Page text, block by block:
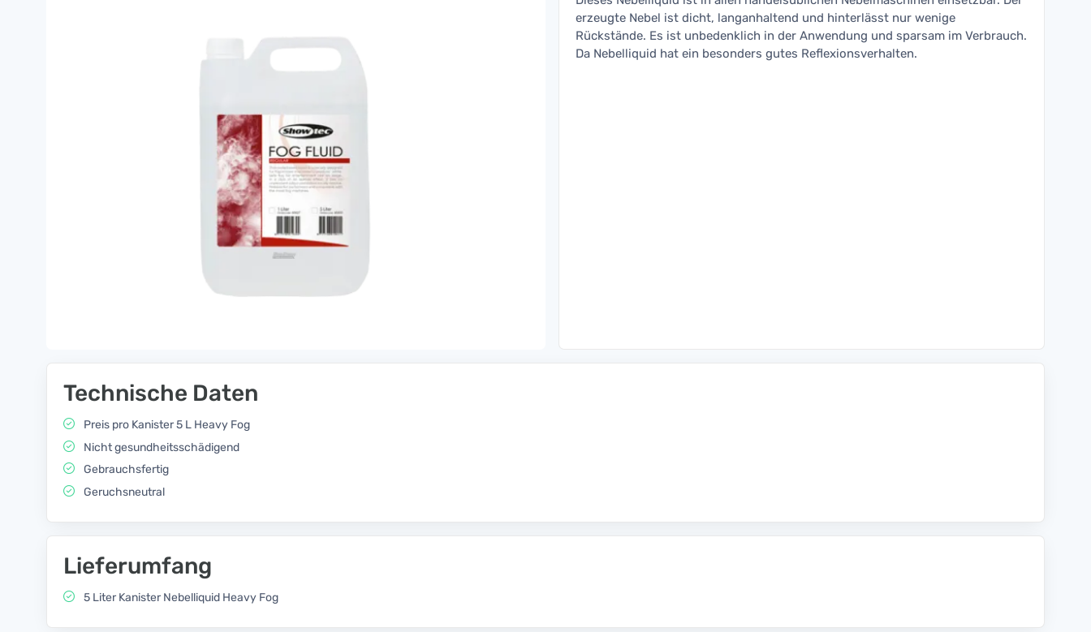
erzeugte Nebel ist dicht, langanhaltend und hinterlässt nur wenige
Rückstände. Es ist unbedenklich in der Anwendung und sparsam im Verbrauch.
Da Nebelliquid hat ein besonders gutes Reflexionsverhalten.
Technische Daten
Preis pro Kanister 5 L Heavy Fog
Nicht gesundheitsschädigend
Gebrauchsfertig
Geruchsneutral
Lieferumfang
5 Liter Kanister Nebelliquid Heavy Fog